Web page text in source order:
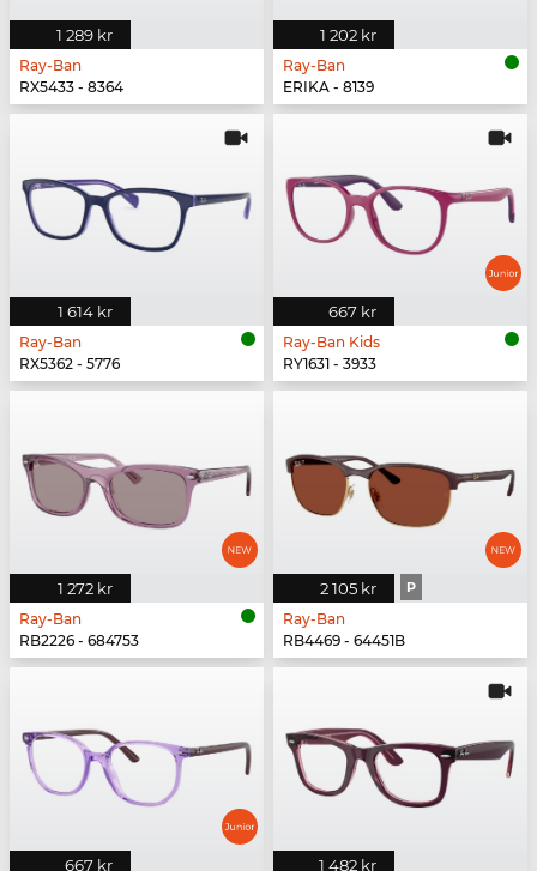
1 289 kr
Ray-Ban
RX5433 - 8364
1 202 kr
Ray-Ban
ERIKA - 8139
1 614 kr
Ray-Ban
RX5362 - 5776
667 kr
Ray-Ban Kids
RY1631 - 3933
1 272 kr
Ray-Ban
RB2226 - 684753
2 105 kr P
Ray-Ban
RB4469 - 64451B
667 kr 1 482 kr